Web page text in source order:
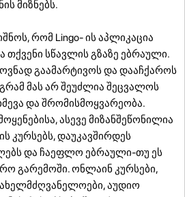
მიზნებს.
რომ Lingo- ის აპლიკაცია
სწავლის გზაზე ებრაული.
გაამარტივოს და დააჩქაროს
მას არ შეუძლია შეცვალოს
და შრომისმოყვარეობა.
ასევე მიზანშეწონილია
კურსებს, დაუკავშირდეს
და ჩაეფლო ებრაული-თუ ეს
გარემოში. ონლაინ კურსები,
აუდიო